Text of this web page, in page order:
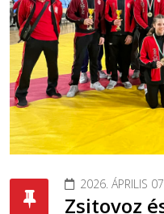
2026. ÁPRILIS 07
Zsitovoz